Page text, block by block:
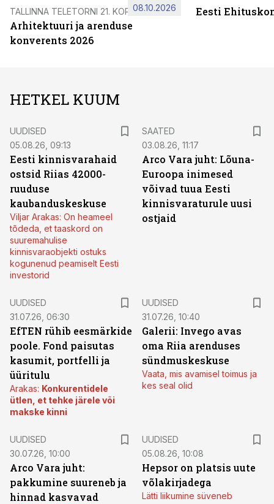
TALLINNA TELETORNI 21. KORRUSEL
Arhitektuuri ja arenduse
konverents 2026
08.10.2026 Eesti
HETKEL KUUM
UUDISED
05.08.26, 09:13
Eesti kinnisvarahaid
ostsid Riias 42000-
ruuduse
kaubanduskeskuse
Viljar Arakas: On heameel
tõdeda, et taaskord on
suuremahulise
kinnisvaraobjekti ostuks
kogunenud peamiselt Eesti
investorid
SAATED
03.08.26, 11:17
Arco Vara juht: Lõuna-
Euroopa inimesed
võivad tuua Eesti
kinnisvaraturule uusi
ostjaid
UUDISED
31.07.26, 06:30
EfTEN rühib eesmärkide
poole. Fond paisutas
kasumit, portfelli ja
üüritulu
Arakas: Konkurentidele
ütlen, et tehke järele või
makske kinni
UUDISED
31.07.26, 10:40
Galerii: Invego avas
oma Riia arenduses
sündmuskeskuse
Vaata, mis avamisel toimus ja
kes seal olid
UUDISED
30.07.26, 10:00
Arco Vara juht:
pakkumine suureneb ja
hinnad kasvavad
UUDISED
05.08.26, 10:08
Hepsor on platsis uute
võlakirjadega
Lätti liikumine süveneb